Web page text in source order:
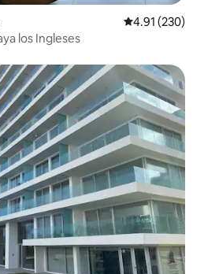
Meánrátáil
4.91 (230)
Farraige ag do chosa! Playa los Ingleses